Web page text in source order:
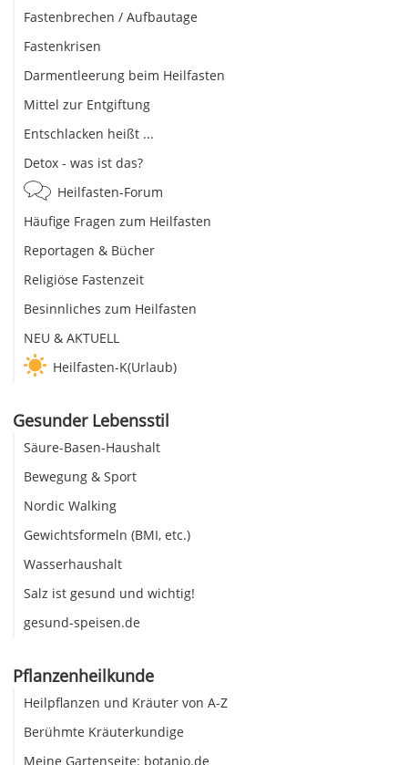
Fastenbrechen / Aufbautage
Fastenkrisen
Darmentleerung beim Heilfasten
Mittel zur Entgiftung
Entschlacken heißt ...
Detox - was ist das?
Heilfasten-Forum
Häufige Fragen zum Heilfasten
Reportagen & Bücher
Religiöse Fastenzeit
Besinnliches zum Heilfasten
NEU & AKTUELL
Heilfasten-K(Urlaub)
Gesunder Lebensstil
Säure-Basen-Haushalt
Bewegung & Sport
Nordic Walking
Gewichtsformeln (BMI, etc.)
Wasserhaushalt
Salz ist gesund und wichtig!
gesund-speisen.de
Pflanzenheilkunde
Heilpflanzen und Kräuter von A-Z
Berühmte Kräuterkundige
Meine Gartenseite: botanio.de